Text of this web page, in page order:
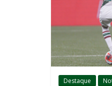
Destaque